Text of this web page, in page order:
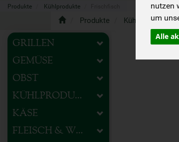
nutzen
um
Alle
Produkte Kühlprodukte
Produkte Kühlprodukte
GRILLEN
GEMÜSE
OBST
KÜHLPRODUKTE
KÄSE
FLEISCH & WURST